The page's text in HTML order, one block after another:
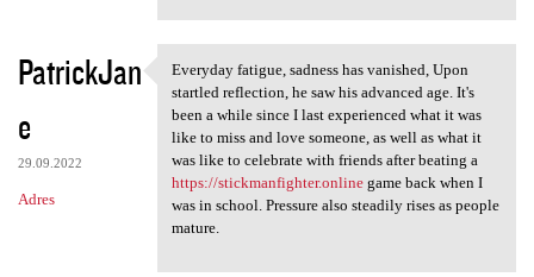
PatrickJan
e
29.09.2022
Adres
Everyday fatigue, sadness has
Everyday fatigue, sadness has vanished, Upon
startled reflection, he saw his advanced age. It's
been a while since I last experienced what it was
like to miss and love someone, as well as what it
was like to celebrate with friends after beating a
https://stickmanfighter.onlinegame back when I
was in school. Pressure also steadily rises as people
mature.